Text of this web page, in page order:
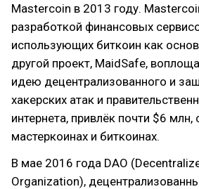
Mastercoin в 2013 году.
разработкой финансовых
использующих биткоин как
другой проект, MaidSafe,
идею децентрализованного и
хакерских атак и
интернета, привлёк почти $6 млн,
мастеркоинах и биткоинах.
В мае 2016 года DAO
Organization),